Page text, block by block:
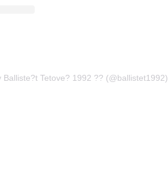
Balliste?t Tetove? 1992 ?? (@ballistet1992)